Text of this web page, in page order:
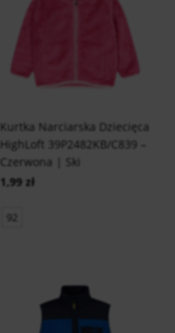
Kurtka Narciarska Dziecięca
HighLoft 39P2482KB/C839 –
Czerwona | Ski
1,99 zł
92